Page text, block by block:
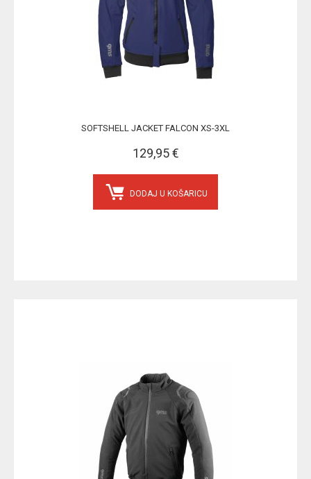
SOFTSHELL JACKET FALCON XS-3XL
129,95 €
DODAJ U KOŠARICU